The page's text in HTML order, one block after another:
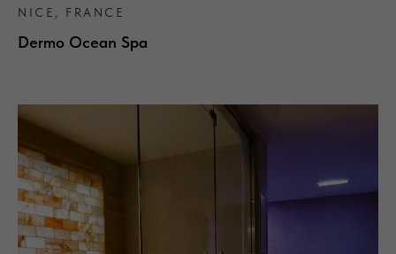
NICE, FRANCE
Dermo Ocean Spa